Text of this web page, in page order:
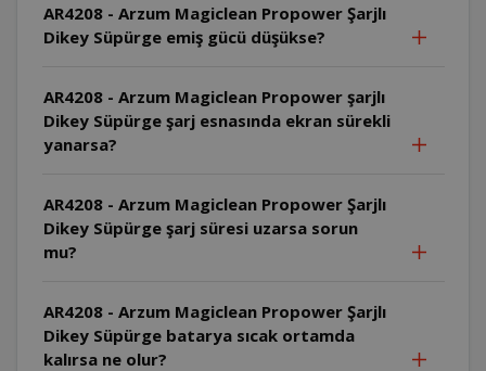
AR4208 - Arzum Magiclean Propower Şarjlı
Dikey Süpürge emiş gücü düşükse?
AR4208 - Arzum Magiclean Propower şarjlı
Dikey Süpürge şarj esnasında ekran sürekli
yanarsa?
AR4208 - Arzum Magiclean Propower Şarjlı
Dikey Süpürge şarj süresi uzarsa sorun
mu?
AR4208 - Arzum Magiclean Propower Şarjlı
Dikey Süpürge batarya sıcak ortamda
kalırsa ne olur?